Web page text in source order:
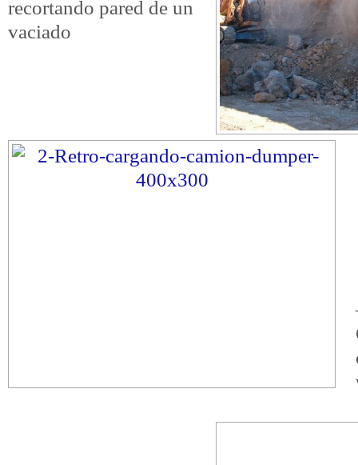
recortando pared de un
vaciado